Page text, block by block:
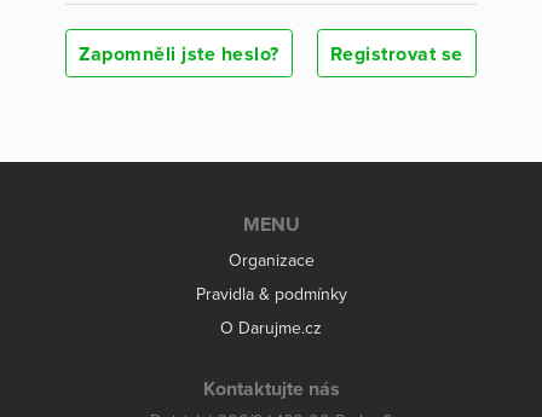
Zapomněli jste heslo? Registrovat se
MENU
Organizace
Pravidla & podmínky
O Darujme.cz
Kontaktujte nás